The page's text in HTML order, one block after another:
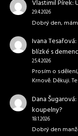
Vlastimil Pírek:
29.4.2026
Dobrý den,
Ivana Tesařová:
blízké s
25.4.2026
Prosím o
Krnově. Děkuji.
Dana Šugarová:
koupelny?
18.1.2026
Dobrý den